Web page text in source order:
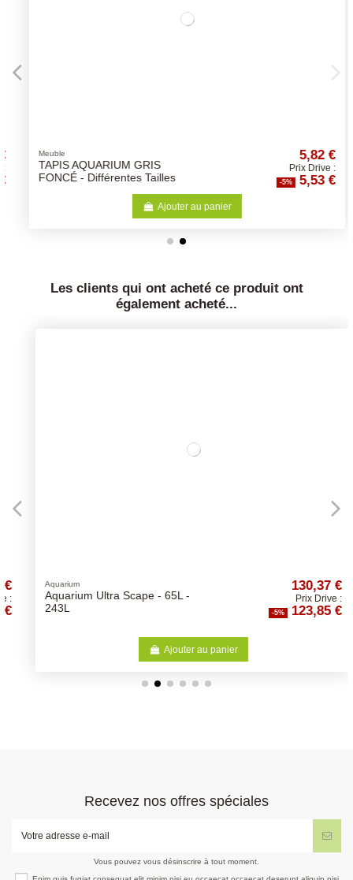
Meuble
TAPIS AQUARIUM GRIS
FONCÉ - Différentes Tailles
5,82 €
Prix Drive :
-5% 5,53 €
Ajouter au panier
Les clients qui ont acheté ce produit ont
également acheté...
Aquarium
Aquarium Ultra Scape - 65L -
243L
130,37 €
Prix Drive :
123,85 €
Ajouter au panier
Recevez nos offres spéciales
Vous pouvez vous désinscrire à tout moment.